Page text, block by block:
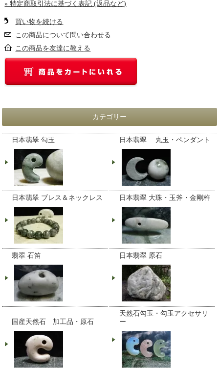
» 特定商取引法に基づく表記 (返品など)
買い物を続ける
この商品について問い合わせる
この商品を友達に教える
カテゴリー
日本翡翠 勾玉 日本翡翠 丸玉・ペンダント
日本翡翠 ブレス＆ネックレス 日本翡翠 大珠・玉斧・金剛杵
翡翠 石笛 日本翡翠 原石
国産天然石 加工品・原石
天然石勾玉・勾玉アクセサリ
ー